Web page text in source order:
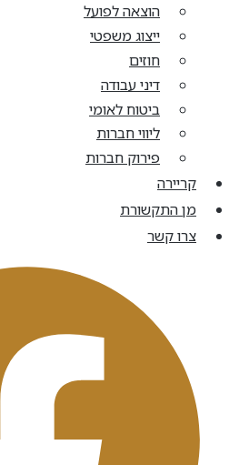
הוצאה לפועל
ייצוג משפטי
חוזים
דיני עבודה
ביטוח לאומי
ליווי חברות
פירוק חברות
קריירה
מן התקשורת
צרו קשר